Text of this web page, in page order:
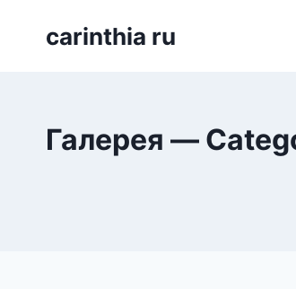
carinthia ru
Галерея —